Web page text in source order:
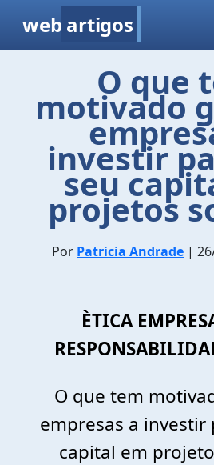
web artigos
O que
motivado
investir
seu
projetos
Por Patricia Andrade |
ÈTICA
O que tem
empresas a investir
capital em